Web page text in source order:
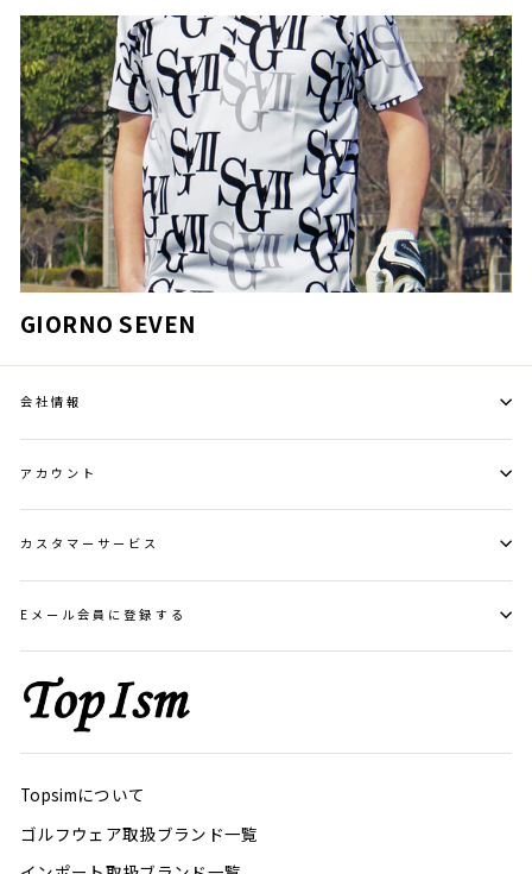
GIORNO SEVEN
会社情報
アカウント
カスタマーサービス
Eメール会員に登録する
Topsimについて
ゴルフウェア取扱ブランド一覧